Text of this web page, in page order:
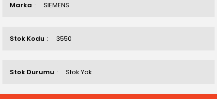
Marka SIEMENS
Stok Kodu 3550
Stok Durumu Stok Yok